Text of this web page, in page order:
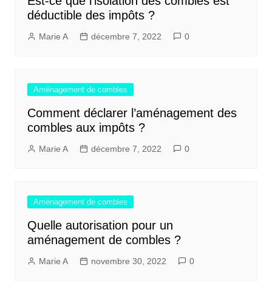
déductible des impôts ?
Marie A décembre 7, 2022 0
Aménagement de combles
Comment déclarer l’aménagement des
combles aux impôts ?
Marie A décembre 7, 2022 0
Aménagement de combles
Quelle autorisation pour un
aménagement de combles ?
Marie A novembre 30, 2022 0